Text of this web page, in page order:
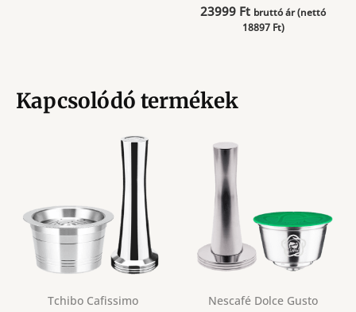
23999 Ft bruttó ár (nettó
18897 Ft)
Kapcsolódó termékek
Tchibo Cafissimo Nescafé Dolce Gusto